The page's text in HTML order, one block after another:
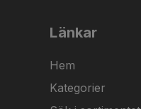
Länkar
Hem
Kategorier